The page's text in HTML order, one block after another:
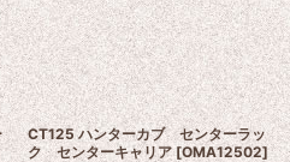
り込む
CT125 ハンターカブ センターラッ
ク センターキャリア [OMA12502]